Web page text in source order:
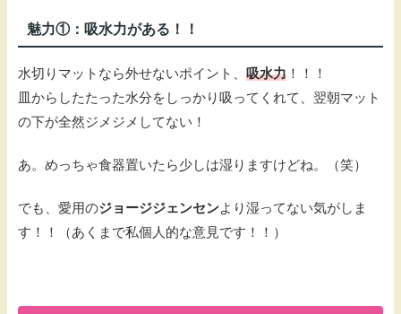
魅力①：吸水力がある！！
水切りマットなら外せないポイント、 吸水力 ！！！
皿からしたたった水分をしっかり吸ってくれて、翌朝マット
の下が全然ジメジメしてない！
あ。めっちゃ食器置いたら少しは湿りますけどね。（笑）
でも、愛用のジョージジェンセンより湿ってない気がしま
す！！（あくまで私個人的な意見です！！）